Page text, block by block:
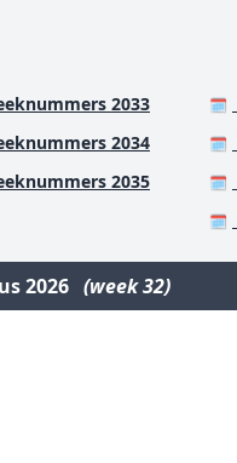
2033
2034
2035
🗓️
🗓️
🗓️
🗓️
2026 (week 32)